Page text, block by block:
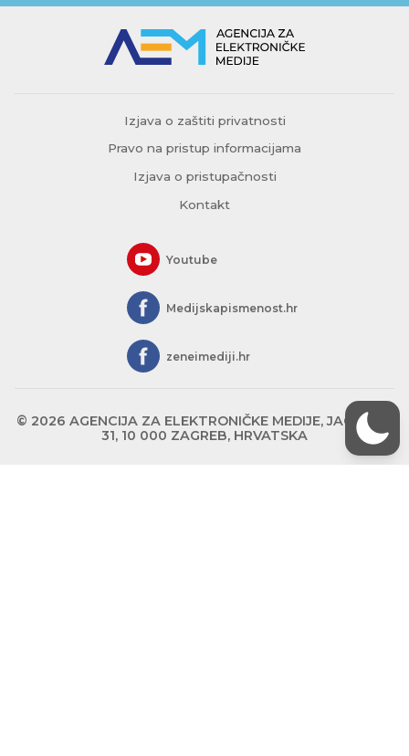
Izjava o zaštiti privatnosti
Pravo na pristup informacijama
Izjava o pristupačnosti
Kontakt
Youtube
Medijskapismenost.hr
zeneimediji.hr
© 2026 AGENCIJA ZA ELEKTRONIČKE MEDIJE, JAGIĆEVA
31, 10 000 ZAGREB, HRVATSKA